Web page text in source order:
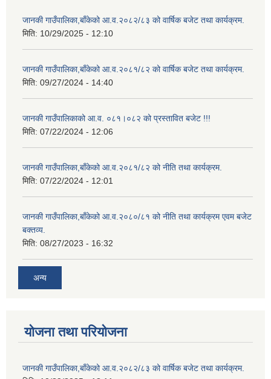
जानकी गाउँपालिका,बाँकेको आ.व.२०८२/८३ को वार्षिक बजेट तथा कार्यक्रम.
मिति: 10/29/2025 - 12:10
जानकी गाउँपालिका,बाँकेको आ.व.२०८१/८२ को वार्षिक बजेट तथा कार्यक्रम.
मिति: 09/27/2024 - 14:40
जानकी गाउँपालिकाको आ.व. ०८१।०८२ को प्रस्तावित बजेट !!!
मिति: 07/22/2024 - 12:06
जानकी गाउँपालिका,बाँकेको आ.व.२०८१/८२ को नीति तथा कार्यक्रम.
मिति: 07/22/2024 - 12:01
जानकी गाउँपालिका,बाँकेको आ.व.२०८०/८१ को नीति तथा कार्यक्रम एवम बजेट
बक्तव्य.
मिति: 08/27/2023 - 16:32
अन्य
योजना तथा परियोजना
जानकी गाउँपालिका,बाँकेको आ.व.२०८२/८३ को वार्षिक बजेट तथा कार्यक्रम.